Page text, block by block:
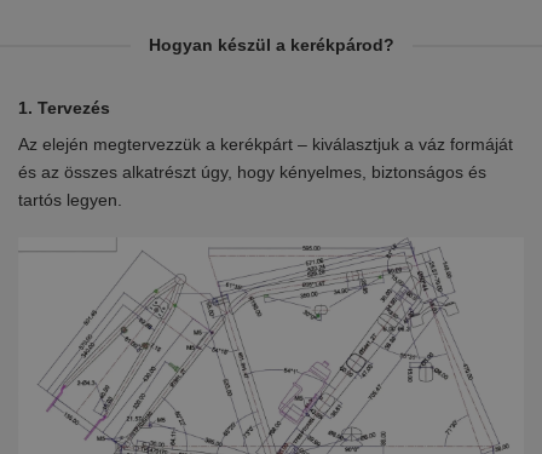
Hogyan készül a kerékpárod?
1. Tervezés
Az elején megtervezzük a kerékpárt – kiválasztjuk a váz formáját
és az összes alkatrészt úgy, hogy kényelmes, biztonságos és
tartós legyen.